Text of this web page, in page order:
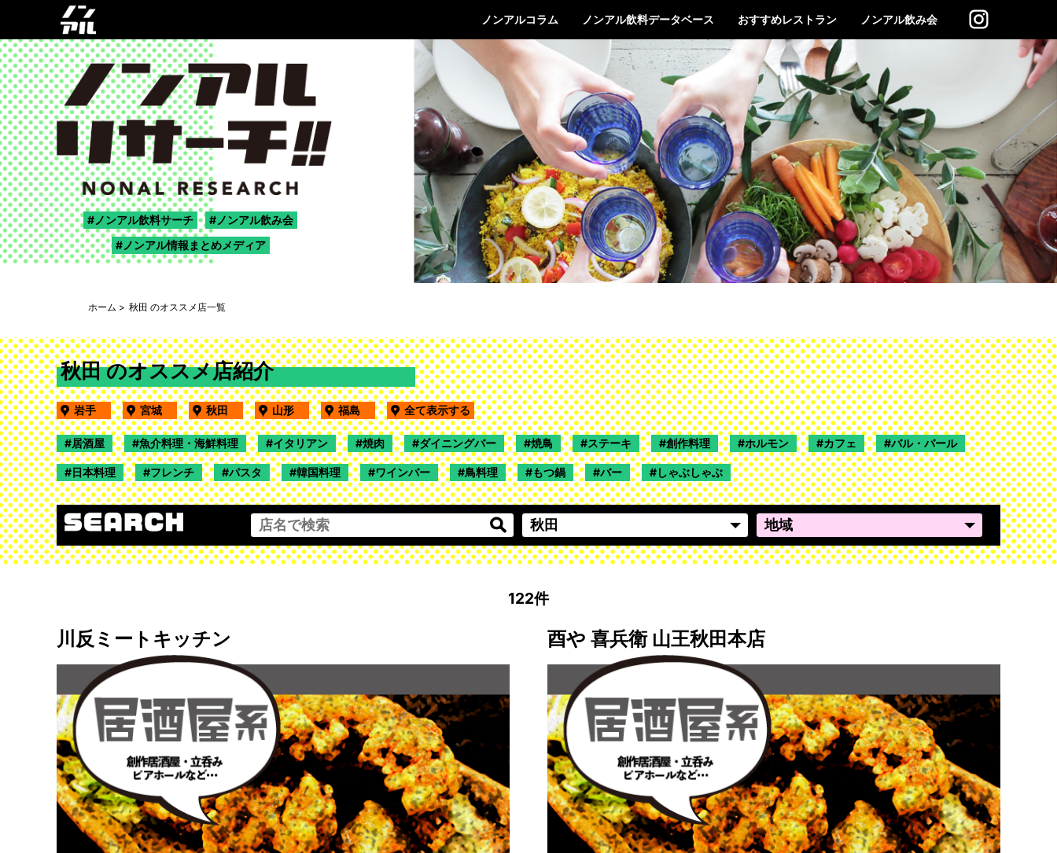
ノンアルコラム ノンアル飲料データベース おすすめレストラン ノンアル飲み会
ノンアル飲料サーチ
ノンアル飲み会
ノンアル情報まとめメディア
ホーム 秋田 のオススメ店一覧
秋田 のオススメ店紹介
岩手 宮城 秋田 山形 福島 全て表示する
居酒屋 魚介料理・海鮮料理 イタリアン 焼肉 ダイニングバー 焼鳥 ステーキ 創作料理 ホルモン カフェ バル・バール
日本料理 フレンチ パスタ 韓国料理 ワインバー 鳥料理 もつ鍋 バー しゃぶしゃぶ
122件
川反ミートキッチン 酉や 喜兵衛 山王秋田本店